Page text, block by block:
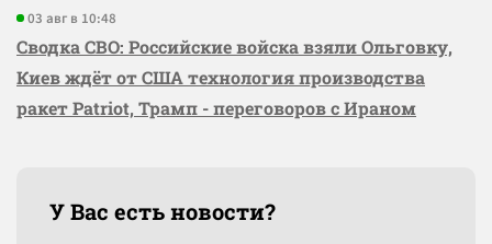
03 авг в 10:48
Сводка СВО: Российские войска взяли Ольговку,
Киев ждёт от США технология производства
ракет Patriot, Трамп - переговоров с Ираном
У Вас есть новости?